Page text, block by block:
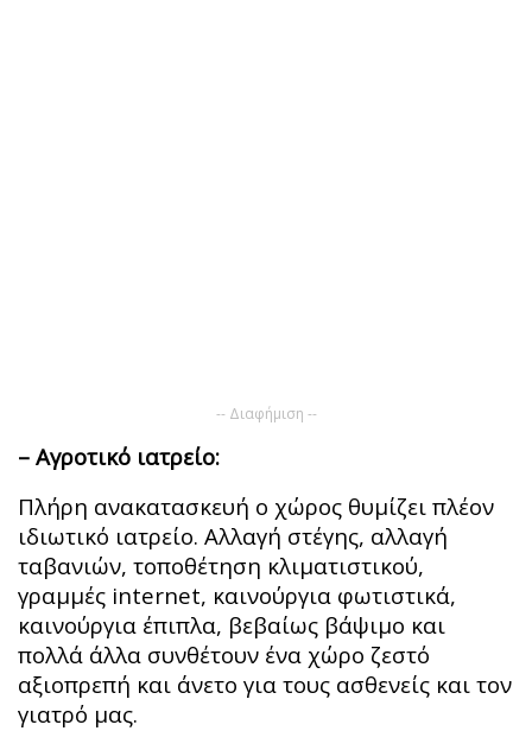
-- Διαφήμιση --
– Αγροτικό ιατρείο:
Πλήρη ανακατασκευή ο χώρος θυμίζει πλέον
ιδιωτικό ιατρείο. Αλλαγή στέγης, αλλαγή
ταβανιών, τοποθέτηση κλιματιστικού,
γραμμές internet, καινούργια φωτιστικά,
καινούργια έπιπλα, βεβαίως βάψιμο και
πολλά άλλα συνθέτουν ένα χώρο ζεστό
αξιοπρεπή και άνετο για τους ασθενείς και τον
γιατρό μας.